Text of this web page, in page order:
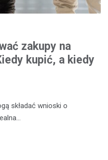
zakupy na
kupić, a kiedy
składać wnioski o